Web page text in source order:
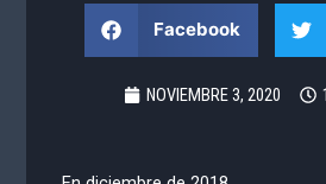
Facebook
NOVIEMBRE 3, 2020